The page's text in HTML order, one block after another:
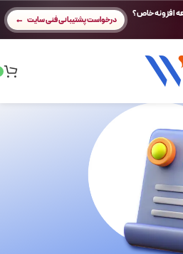
افزونه خاص؟ درخواست پشتیبانی فنی سایت